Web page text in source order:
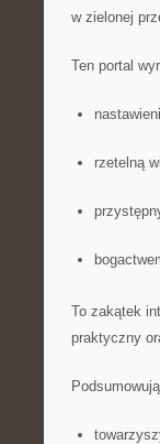
w zielonej
Ten portal
rzetelną
To zakątek
praktyczny